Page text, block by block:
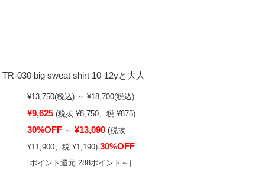
030 big sweat shirt 10-12yと大人
¥13,750(税込) ～ ¥18,700(税込)
¥9,625 (税抜 ¥8,750、税 ¥875)
30%OFF ～ ¥13,090 (税抜
¥11,900、税 ¥1,190) 30%OFF
[ポイント還元 288ポイント～]